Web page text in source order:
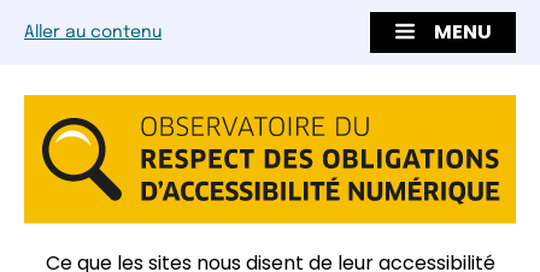
Aller au contenu MENU
Ce que les sites nous disent de leur accessibilité